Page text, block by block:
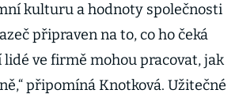
kulturu a hodnoty společnosti
připraven na to, co ho čeká
lidé ve firmě mohou pracovat, jak
připomíná Knotková. Užitečné